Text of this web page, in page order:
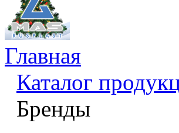
Главная
Каталог
Бренды